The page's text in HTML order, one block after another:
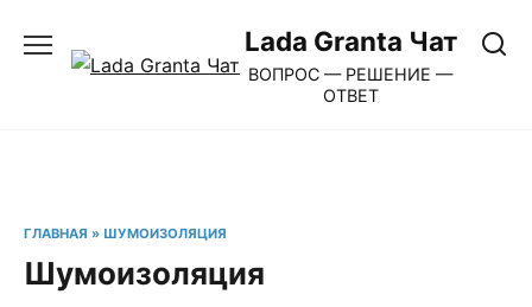
содержанию
Lada Granta Чат
ВОПРОС — РЕШЕНИЕ —
ОТВЕТ
ГЛАВНАЯ » ШУМОИЗОЛЯЦИЯ
Шумоизоляция